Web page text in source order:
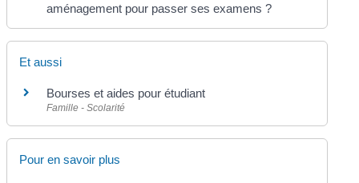
aménagement pour passer ses examens ?
Et aussi
Bourses et aides pour étudiant
Famille - Scolarité
Pour en savoir plus